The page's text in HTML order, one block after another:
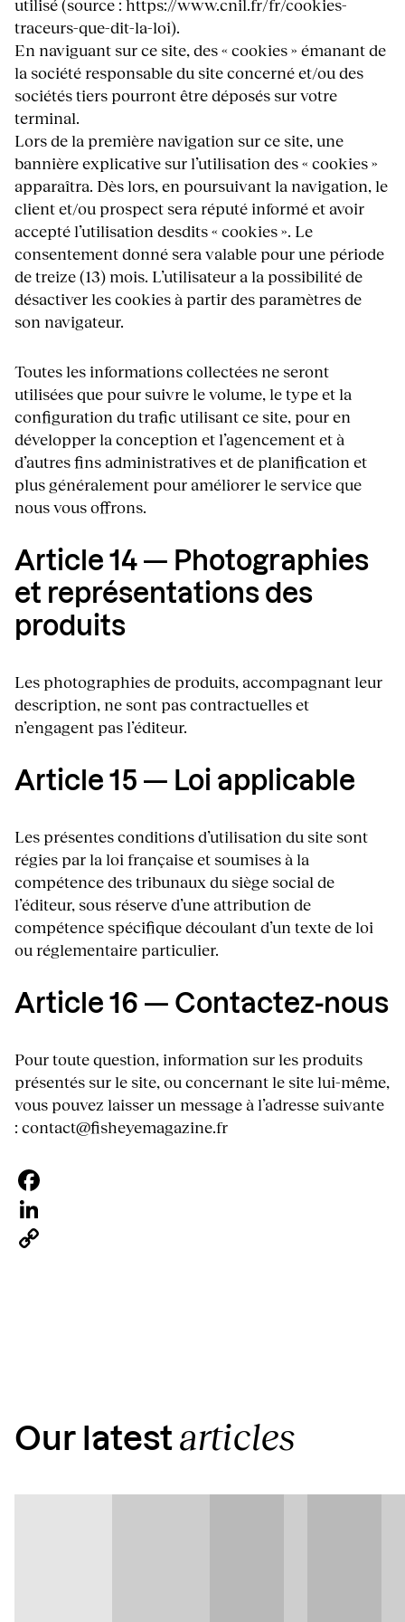
utilisé (source : https://www.cnil.fr/fr/cookies-
traceurs-que-dit-la-loi).
En naviguant sur ce site, des « cookies » émanant de
la société responsable du site concerné et/ou des
sociétés tiers pourront être déposés sur votre
terminal.
Lors de la première navigation sur ce site, une
bannière explicative sur l’utilisation des « cookies »
apparaîtra. Dès lors, en poursuivant la navigation, le
client et/ou prospect sera réputé informé et avoir
accepté l’utilisation desdits « cookies ». Le
consentement donné sera valable pour une période
de treize (13) mois. L’utilisateur a la possibilité de
désactiver les cookies à partir des paramètres de
son navigateur.
Toutes les informations collectées ne seront
utilisées que pour suivre le volume, le type et la
configuration du trafic utilisant ce site, pour en
développer la conception et l’agencement et à
d’autres fins administratives et de planification et
plus généralement pour améliorer le service que
nous vous offrons.
Article 14 — Photographies
et représentations des
produits
Les photographies de produits, accompagnant leur
description, ne sont pas contractuelles et
n’engagent pas l’éditeur.
Article 15 — Loi applicable
Les présentes conditions d’utilisation du site sont
régies par la loi française et soumises à la
compétence des tribunaux du siège social de
l’éditeur, sous réserve d’une attribution de
compétence spécifique découlant d’un texte de loi
ou réglementaire particulier.
Article 16 — Contactez-nous
Pour toute question, information sur les produits
présentés sur le site, ou concernant le site lui-même,
vous pouvez laisser un message à l’adresse suivante
: contact@fisheyemagazine.fr
Facebook
LinkedIn
Our latest articles